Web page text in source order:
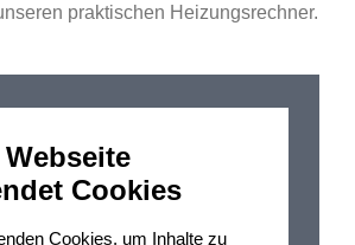
praktischen Heizungsrechner.